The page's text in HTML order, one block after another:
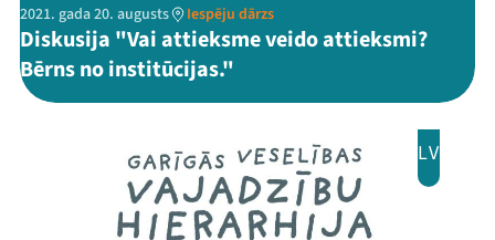
2021. gada 20. augusts Iespēju dārzs
Diskusija "Vai attieksme veido attieksmi?
Bērns no institūcijas."
LV